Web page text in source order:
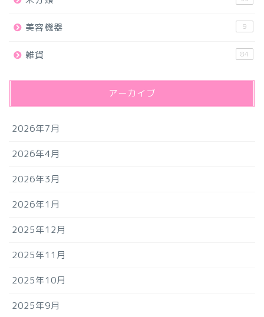
美容機器 9
雑貨 84
アーカイブ
2026年7月
2026年4月
2026年3月
2026年1月
2025年12月
2025年11月
2025年10月
2025年9月